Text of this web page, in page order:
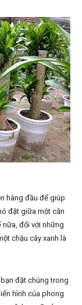
hàng đầu để giúp
đặt giữa một căn
đối với những
chậu cây xanh là
đặt chúng trong
hình của phong